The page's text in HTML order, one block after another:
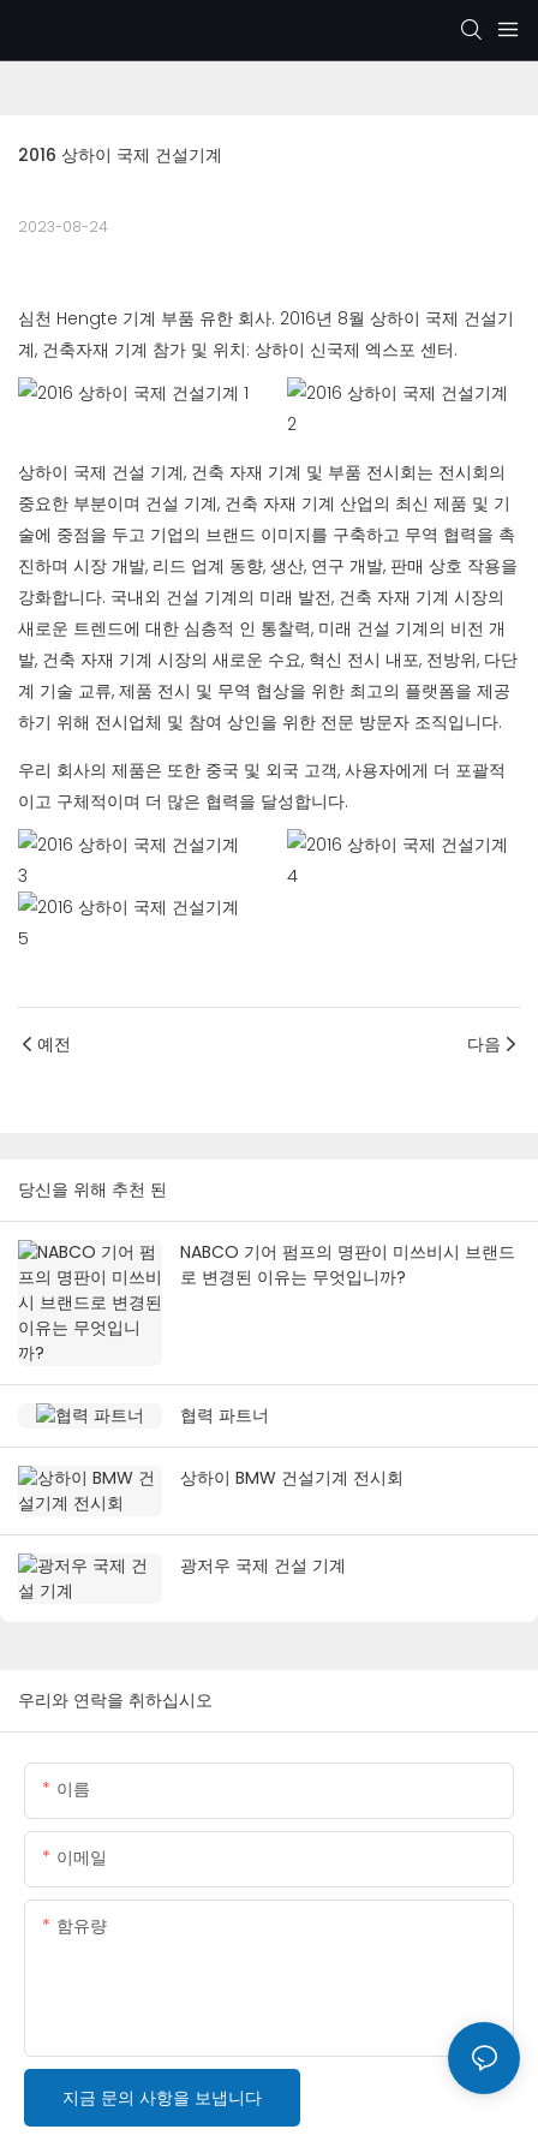
2016 상하이 국제 건설기계
2023-08-24
심천 Hengte 기계 부품 유한 회사. 2016년 8월 상하이 국제 건설기
계, 건축자재 기계 참가 및 위치: 상하이 신국제 엑스포 센터.
상하이 국제 건설 기계, 건축 자재 기계 및 부품 전시회는 전시회의
중요한 부분이며 건설 기계, 건축 자재 기계 산업의 최신 제품 및 기
술에 중점을 두고 기업의 브랜드 이미지를 구축하고 무역 협력을 촉
진하며 시장 개발, 리드 업계 동향, 생산, 연구 개발, 판매 상호 작용을
강화합니다. 국내외 건설 기계의 미래 발전, 건축 자재 기계 시장의
새로운 트렌드에 대한 심층적 인 통찰력, 미래 건설 기계의 비전 개
발, 건축 자재 기계 시장의 새로운 수요, 혁신 전시 내포, 전방위, 다단
계 기술 교류, 제품 전시 및 무역 협상을 위한 최고의 플랫폼을 제공
하기 위해 전시업체 및 참여 상인을 위한 전문 방문자 조직입니다.
우리 회사의 제품은 또한 중국 및 외국 고객, 사용자에게 더 포괄적
이고 구체적이며 더 많은 협력을 달성합니다.
예전 다음
당신을 위해 추천 된
NABCO 기어 펌프의 명판이 미쓰비시 브랜드
로 변경된 이유는 무엇입니까?
협력 파트너
상하이 BMW 건설기계 전시회
광저우 국제 건설 기계
우리와 연락을 취하십시오
이름
이메일
함유량
지금 문의 사항을 보냅니다